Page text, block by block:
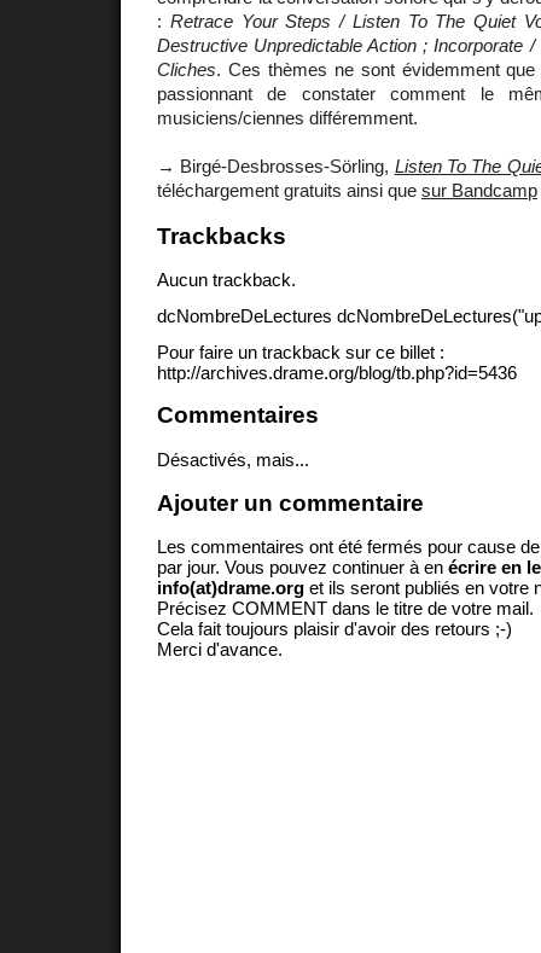
: Retrace Your Steps / Listen To The Quiet
Destructive Unpredictable Action ; Incorporate /
Cliches. Ces thèmes ne sont évidemment
passionnant de constater comment le
musiciens/ciennes différemment.
→ Birgé-Desbrosses-Sörling, Listen To The
téléchargement gratuits ainsi que sur Bandcamp
Trackbacks
Aucun trackback.
dcNombreDeLectures
Pour faire un trackback sur ce billet :
http://archives.drame.org/blog/tb.php?id=5436
Commentaires
Désactivés, mais...
Ajouter un commentaire
Les commentaires ont été fermés pour cause
par jour. Vous pouvez continuer à en écrire en
info(at)drame.org et ils seront publiés en votre
Précisez COMMENT dans le titre de votre mail.
Cela fait toujours plaisir d'avoir des retours ;-)
Merci d'avance.